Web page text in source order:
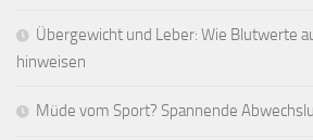
Übergewicht und Leber: Wie Blutwerte
hinweisen
Müde vom Sport? Spannende